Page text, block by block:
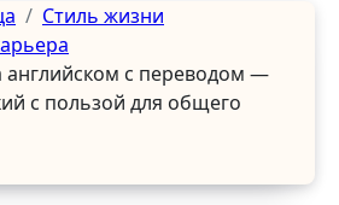
Стиль жизни
с переводом —
с пользой для общего